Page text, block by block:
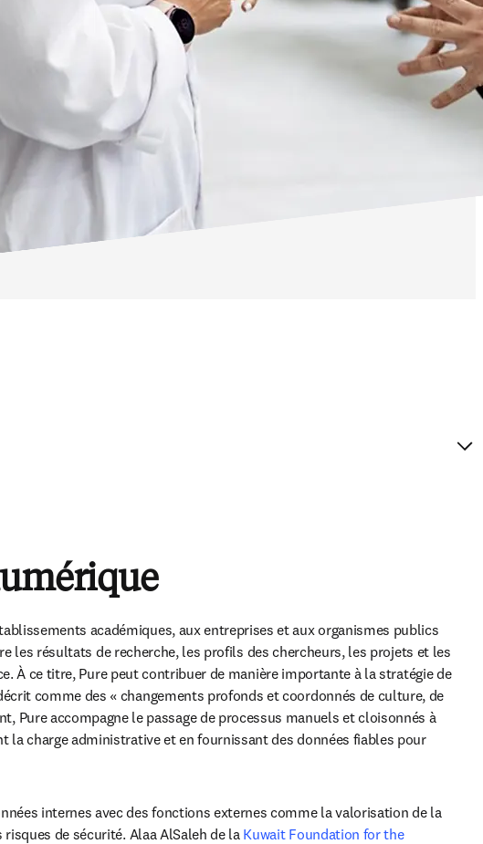
académiques, aux entreprises et aux organismes publics
les résultats de recherche, les profils des chercheurs, les projets et les
jeux de données, afin de faciliter le reporting, la conformité (par exemple le libre accès) et l’analyse de la performance. À ce titre, Pure peut contribuer de manière importante à la stratégie de
window
comme des « changements profonds et coordonnés de culture, de
Pure accompagne le passage de processus manuels et cloisonnés à
la charge administrative et en fournissant des données fiables pour
internes avec des fonctions externes comme la valorisation de la
de sécurité. Alaa AlSaleh de la Kuwait Foundation for the